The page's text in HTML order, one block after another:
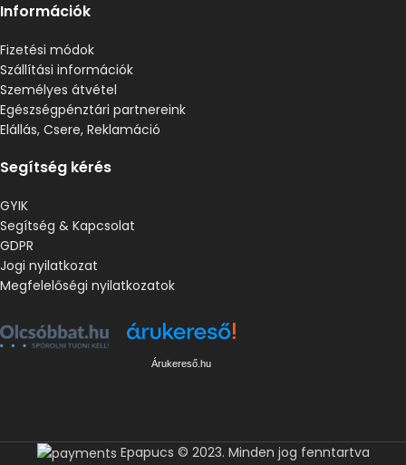
Információk
Fizetési módok
Szállítási információk
Személyes átvétel
Egészségpénztári partnereink
Elállás, Csere, Reklamáció
Segítség kérés
GYIK
Segítség & Kapcsolat
GDPR
Jogi nyilatkozat
Megfelelőségi nyilatkozatok
Árukereső.hu
Epapucs © 2023. Minden jog fenntartva